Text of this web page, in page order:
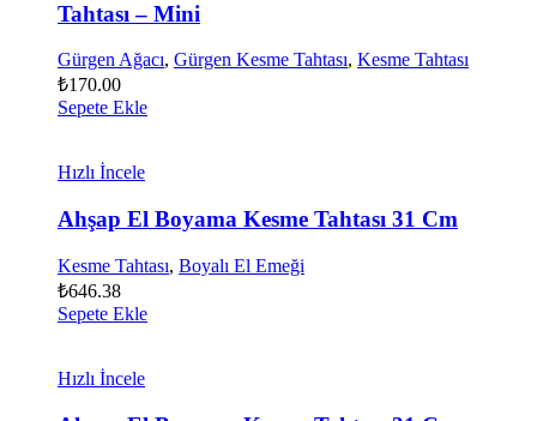
Tahtası – Mini
Gürgen Ağacı, Gürgen Kesme Tahtası, Kesme Tahtası
₺170.00
Sepete Ekle
Hızlı İncele
Ahşap El Boyama Kesme Tahtası 31 Cm
Kesme Tahtası, Boyalı El Emeği
₺646.38
Sepete Ekle
Hızlı İncele